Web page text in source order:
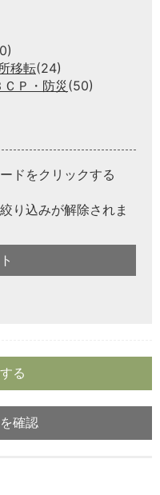
移転(24)
ＣＰ・防災(50)
ドをクリックする
り込みが解除されま
る
確認